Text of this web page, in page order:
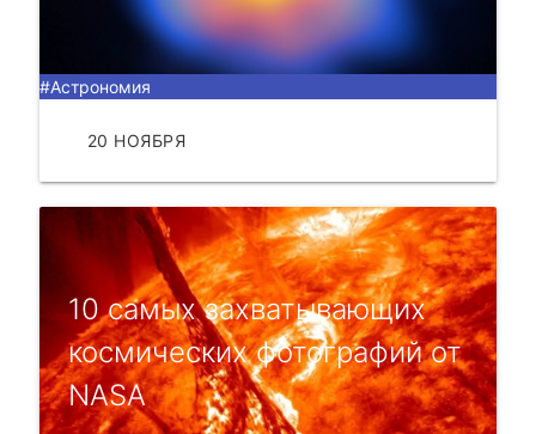
#Астрономия
20 НОЯБРЯ
10 самых захватывающих
космичeских фотогpафий от
NASA